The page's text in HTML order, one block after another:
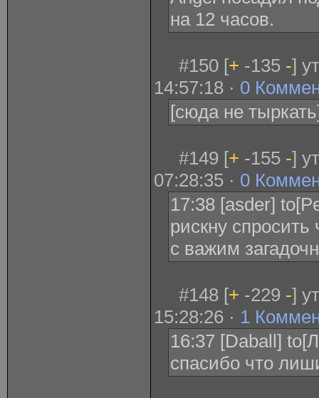
на 12 часов.
#150 [+ -135 -]
14:57:18 · 0
[сюда не
#149 [+ -155 -]
07:28:35 · 0
17:38 [asder]
рискну
с важим
#148 [+ -229 -]
15:28:26 · 1
16:37 [Daball]
спасибо что